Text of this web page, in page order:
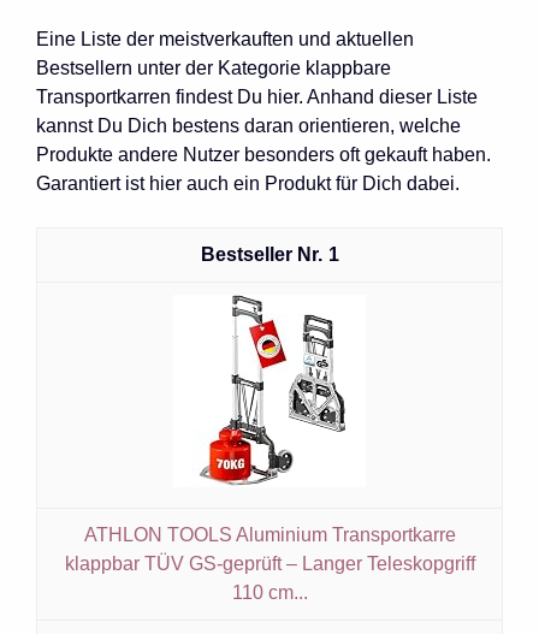
Eine Liste der meistverkauften und aktuellen
Bestsellern unter der Kategorie klappbare
Transportkarren findest Du hier. Anhand dieser Liste
kannst Du Dich bestens daran orientieren, welche
Produkte andere Nutzer besonders oft gekauft haben.
Garantiert ist hier auch ein Produkt für Dich dabei.
1
ATHLON TOOLS Aluminium Transportkarre
klappbar TÜV GS-geprüft – Langer Teleskopgriff
110 cm...